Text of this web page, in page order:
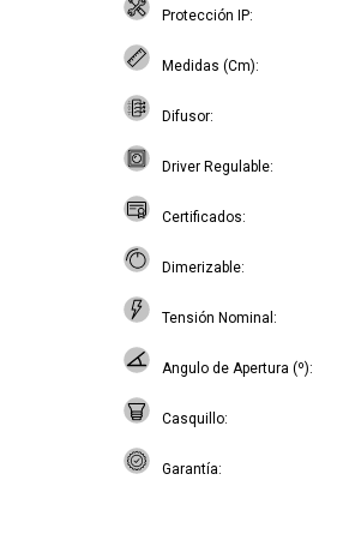
Protección IP
Medidas (Cm)
Difusor
Driver Regulable
Certificados
Dimerizable
Tensión Nominal
Angulo de Apertura (º)
Casquillo
Garantía